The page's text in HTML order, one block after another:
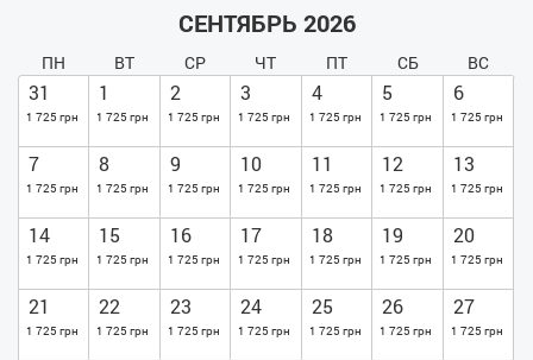
СЕНТЯБРЬ 2026
ПН ВТ СР ЧТ ПТ СБ ВС
31
1 725 грн
1
1 725 грн
2
1 725 грн
3
1 725 грн
4
1 725 грн
5
1 725 грн
6
1 725 грн
7
1 725 грн
8
1 725 грн
9
1 725 грн
10
1 725 грн
11
1 725 грн
12
1 725 грн
13
1 725 грн
14
1 725 грн
15
1 725 грн
16
1 725 грн
17
1 725 грн
18
1 725 грн
19
1 725 грн
20
1 725 грн
21
1 725 грн
22
1 725 грн
23
1 725 грн
24
1 725 грн
25
1 725 грн
26
1 725 грн
27
1 725 грн